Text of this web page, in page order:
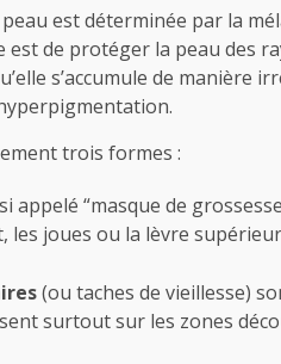
est déterminée par la
est de protéger la peau des
s’accumule de manière
trois formes :
appelé “masque de
les joues ou la lèvre
(ou taches de vieillesse)
surtout sur les zones